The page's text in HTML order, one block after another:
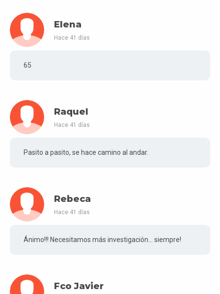
Elena
Hace 41 días
65
Raquel
Hace 41 días
Pasito a pasito, se hace camino al andar.
Rebeca
Hace 41 días
Ánimo!!! Necesitamos más investigación... siempre!
Fco Javier